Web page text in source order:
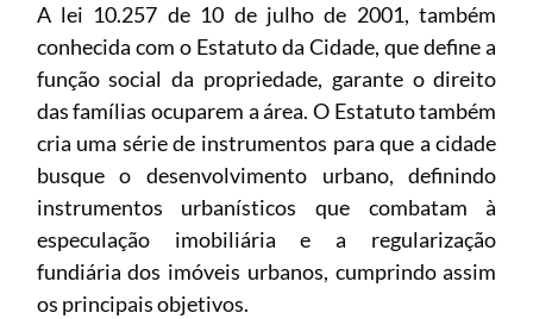
A lei 10.257 de 10 de julho de 2001, também
conhecida com o Estatuto da Cidade, que define a
função social da propriedade, garante o direito
das famílias ocuparem a área. O Estatuto também
cria uma série de instrumentos para que a cidade
busque o desenvolvimento urbano, definindo
instrumentos urbanísticos que combatam à
especulação imobiliária e a regularização
fundiária dos imóveis urbanos, cumprindo assim
os principais objetivos.